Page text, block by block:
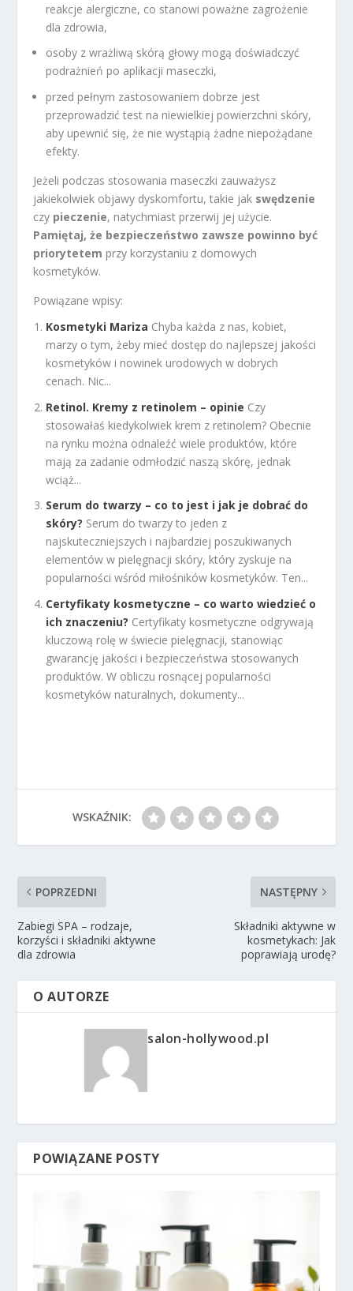
reakcje alergiczne, co stanowi poważne zagrożenie
dla zdrowia,
osoby z wrażliwą skórą głowy mogą doświadczyć
podrażnień po aplikacji maseczki,
przed pełnym zastosowaniem dobrze jest
przeprowadzić test na niewielkiej powierzchni skóry,
aby upewnić się, że nie wystąpią żadne niepożądane
efekty.
Jeżeli podczas stosowania maseczki zauważysz
jakiekolwiek objawy dyskomfortu, takie jak swędzenie
czy pieczenie, natychmiast przerwij jej użycie.
Pamiętaj, że bezpieczeństwo zawsze powinno być
priorytetem przy korzystaniu z domowych
kosmetyków.
Powiązane wpisy:
Kosmetyki Mariza Chyba każda z nas, kobiet,
marzy o tym, żeby mieć dostęp do najlepszej jakości
kosmetyków i nowinek urodowych w dobrych
cenach. Nic...
Retinol. Kremy z retinolem – opinie Czy
stosowałaś kiedykolwiek krem z retinolem? Obecnie
na rynku można odnaleźć wiele produktów, które
mają za zadanie odmłodzić naszą skórę, jednak
wciąż...
Serum do twarzy – co to jest i jak je dobrać do
skóry? Serum do twarzy to jeden z
najskuteczniejszych i najbardziej poszukiwanych
elementów w pielęgnacji skóry, który zyskuje na
popularności wśród miłośników kosmetyków. Ten...
Certyfikaty kosmetyczne – co warto wiedzieć o
ich znaczeniu? Certyfikaty kosmetyczne odgrywają
kluczową rolę w świecie pielęgnacji, stanowiąc
gwarancję jakości i bezpieczeństwa stosowanych
produktów. W obliczu rosnącej popularności
kosmetyków naturalnych, dokumenty...
WSKAŹNIK:
POPRZEDNI
Zabiegi SPA – rodzaje,
korzyści i składniki aktywne
dla zdrowia
NASTĘPNY
Składniki aktywne w
kosmetykach: Jak
poprawiają urodę?
O AUTORZE
salon-hollywood.pl
POWIĄZANE POSTY